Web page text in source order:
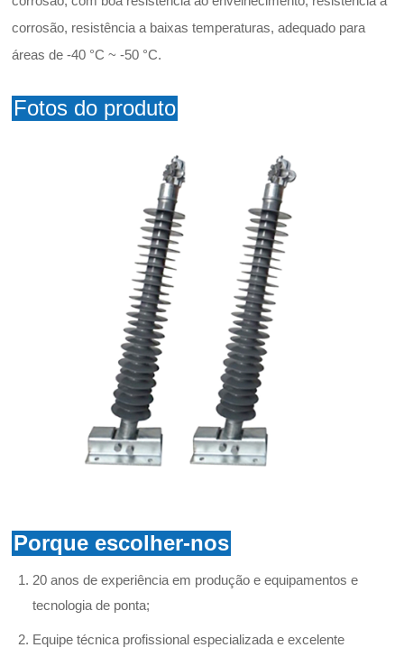
corrosão, resistência a baixas temperaturas, adequado para
áreas de -40 °C ~ -50 °C.
Fotos do produto
Porque escolher-nos
20 anos de experiência em produção e equipamentos e
tecnologia de ponta;
Equipe técnica profissional especializada e excelente